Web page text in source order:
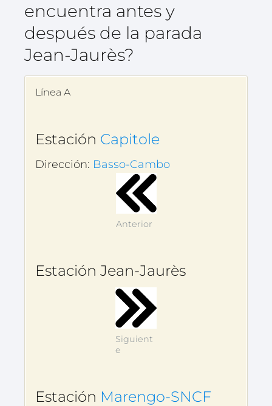
encuentra antes y
después de la parada
Jean-Jaurès?
Línea A
Estación Capitole
Dirección: Basso-Cambo
Anterior
Estación Jean-Jaurès
Siguient
e
Estación Marengo-SNCF